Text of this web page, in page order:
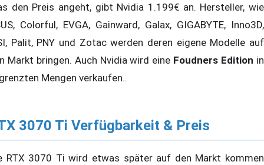
den Preis angeht, gibt Nvidia 1.199€ an. Hersteller, wie
Colorful, EVGA, Gainward, Galax, GIGABYTE, Inno3D,
Palit, PNY und Zotac werden deren eigene Modelle auf
Markt bringen. Auch Nvidia wird eine Foudners Edition in
Mengen verkaufen..
3070 Ti Verfügbarkeit & Preis
RTX 3070 Ti wird etwas später auf den Markt kommen